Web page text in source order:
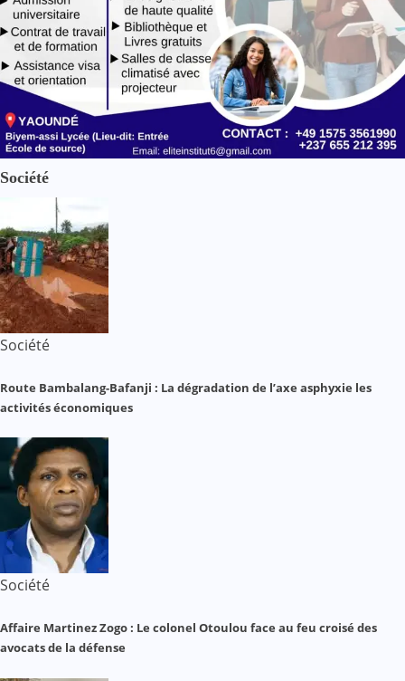
Société
Société
Route Bambalang-Bafanji : La dégradation de l’axe asphyxie les
activités économiques
Société
Affaire Martinez Zogo : Le colonel Otoulou face au feu croisé des
avocats de la défense